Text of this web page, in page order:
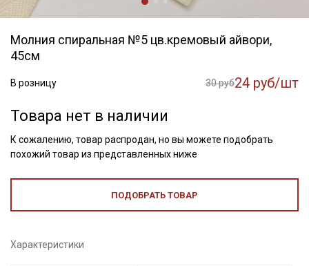
Молния спиральная №5 цв.кремовый айвори,
45см
В розницу 30 руб24 руб/шт
Товара нет в наличии
К сожалению, товар распродан, но вы можете подобрать
похожий товар из представленных ниже
ПОДОБРАТЬ ТОВАР
Характеристики